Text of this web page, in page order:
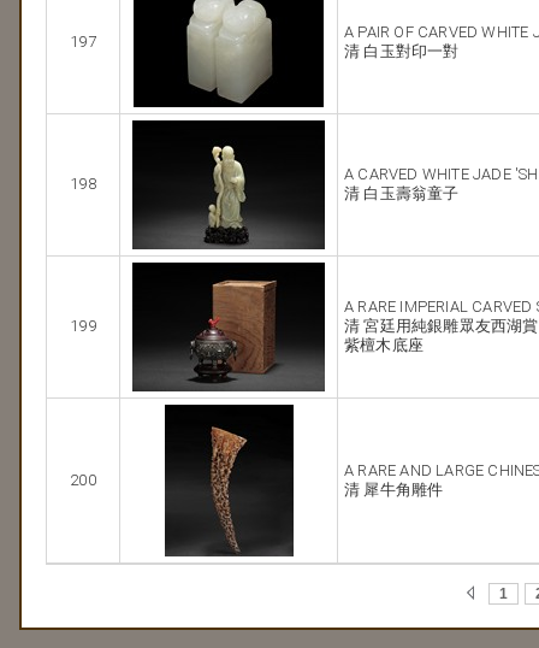
197
A PAIR OF CARVED WHITE
清 白玉對印一對
198
A CARVED WHITE JADE
清 白玉壽翁童子
199
A RARE IMPERIAL CARVED
清 宮廷用純銀雕眾友西湖
紫檀木底座
200
A RARE AND LARGE
清 犀牛角雕件
1